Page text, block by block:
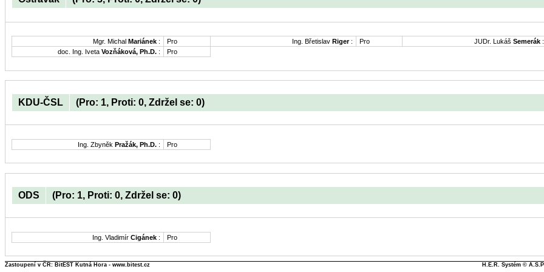
Mgr. Michal Mariánek : Pro Ing. Břetislav Riger: Pro JUDr. Lukáš Semerák :
doc. Ing. Iveta Vozňáková, Ph.D. : Pro
KDU-ČSL (Pro: 1, Proti: 0, Zdržel se: 0)
Ing. Zbyněk Pražák, Ph.D. : Pro
ODS (Pro: 1, Proti: 0, Zdržel se: 0)
Ing. Vladimír Cigánek : Pro
Zastoupení v ČR: BitEST Kutná Hora - www.bitest.cz H.E.R. Systém ©